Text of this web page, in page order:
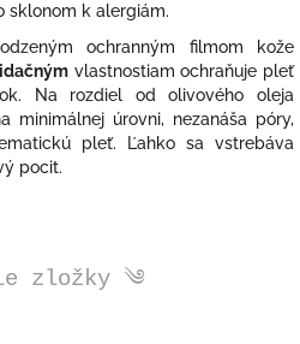
sklonom k alergiám.
ochranným filmom kože
vlastnostiam ochraňuje pleť
Na rozdiel od olivového oleja
minimálnej úrovni, nezanáša póry,
pleť. Ľahko sa vstrebáva
pocit.
zložky ༄